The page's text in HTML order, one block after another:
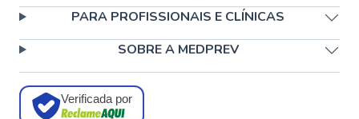
PARA PROFISSIONAIS E CLÍNICAS
SOBRE A MEDPREV
Verificada por